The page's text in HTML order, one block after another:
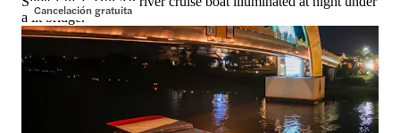
Cancelación gratuita
a lit bridge.